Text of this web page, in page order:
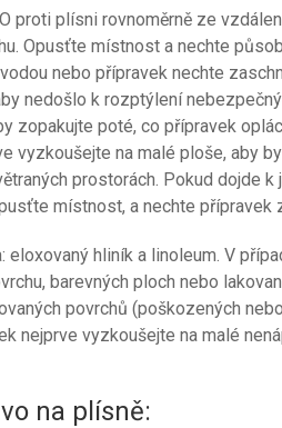
proti plísni rovnoměrně ze
Opusťte místnost a nechte
nebo přípravek nechte
nedošlo k rozptýlení
zopakujte poté, co přípravek
vyzkoušejte na malé ploše, aby
prostorách. Pokud dojde
místnost, a nechte přípravek
eloxovaný hliník a linoleum. V
barevných ploch nebo
povrchů (poškozených
nejprve vyzkoušejte na malé
na plísně: